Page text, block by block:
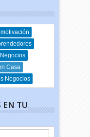
Casa
Negocios
EN TU